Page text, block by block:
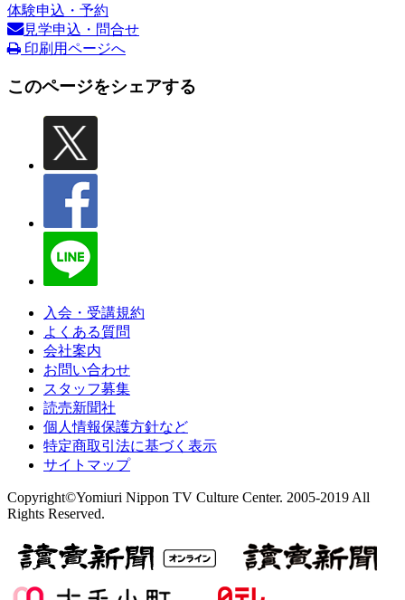
体験申込・予約
見学申込・問合せ
印刷用ページへ
このページをシェアする
入会・受講規約
よくある質問
会社案内
お問い合わせ
スタッフ募集
読売新聞社
個人情報保護方針など
特定商取引法に基づく表示
サイトマップ
Copyright©Yomiuri Nippon TV Culture Center. 2005-2019 All
Rights Reserved.